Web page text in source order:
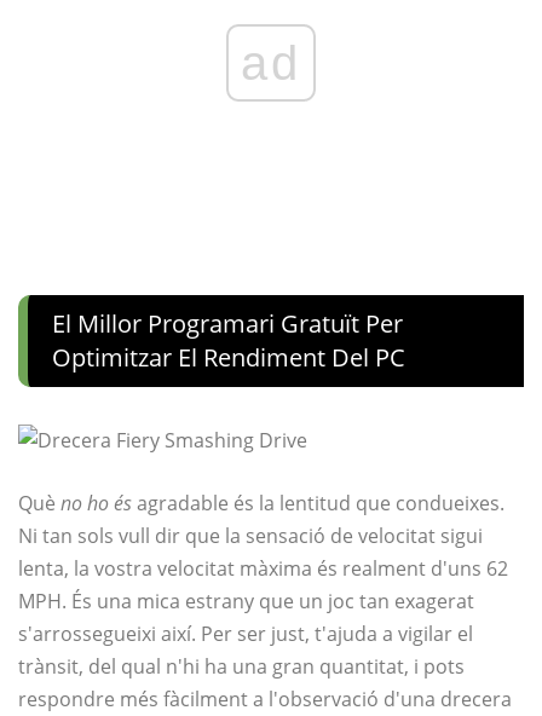
ad
El Millor Programari Gratuït Per
Optimitzar El Rendiment Del PC
Què no ho ésagradable és la lentitud que condueixes.
Ni tan sols vull dir que la sensació de velocitat sigui
lenta, la vostra velocitat màxima és realment d'uns 62
MPH. És una mica estrany que un joc tan exagerat
s'arrossegueixi així. Per ser just, t'ajuda a vigilar el
trànsit, del qual n'hi ha una gran quantitat, i pots
respondre més fàcilment a l'observació d'una drecera